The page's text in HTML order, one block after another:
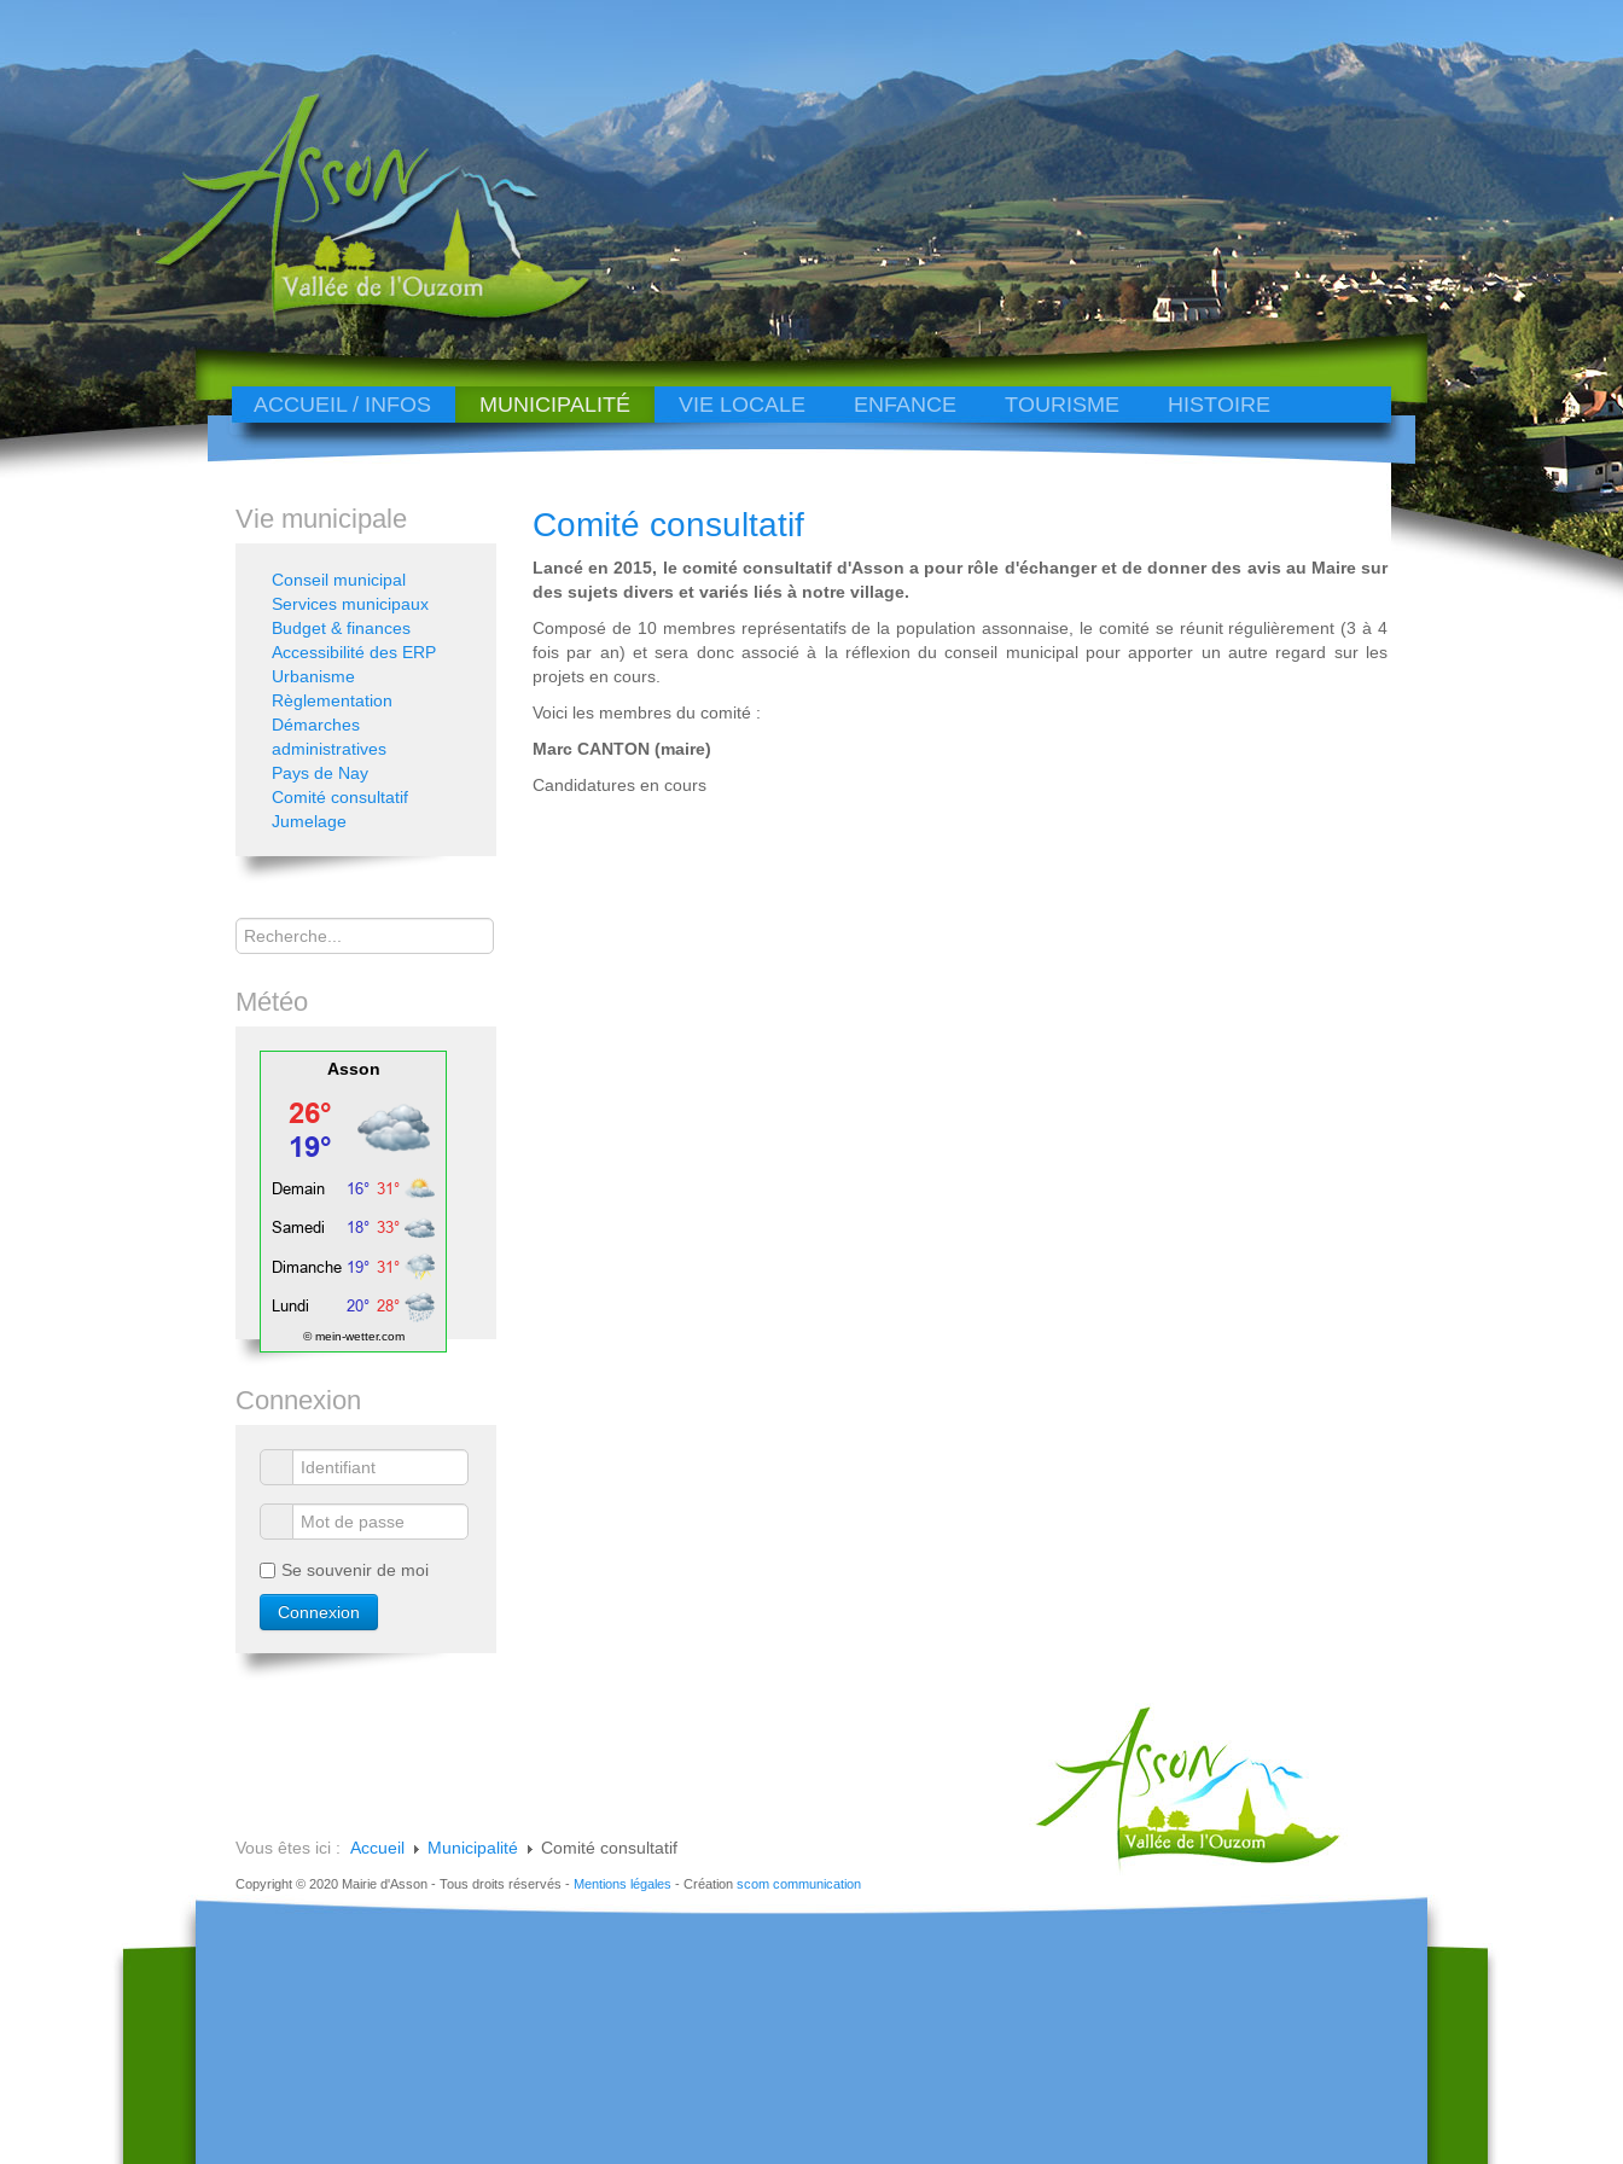
ACCUEIL / INFOS MUNICIPALITÉ VIE LOCALE ENFANCE TOURISME HISTOIRE
Comité consultatif
Lancé en 2015, le comité consultatif d'Asson a pour rôle d'échanger et de donner des avis au Maire sur
des sujets divers et variés liés à notre village.
Composé de 10 membres représentatifs de la population assonnaise, le comité se réunit régulièrement (3 à 4
fois par an) et sera donc associé à la réflexion du conseil municipal pour apporter un autre regard sur les
projets en cours.
Voici les membres du comité :
Marc CANTON (maire)
Candidatures en cours
Vie municipale
Conseil municipal
Services municipaux
Budget & finances
Accessibilité des ERP
Urbanisme
Règlementation
Démarches
administratives
Pays de Nay
Comité consultatif
Jumelage
Rechercher
Météo
Asson
© mein-wetter.com
Connexion
Se souvenir de moi
Vous êtes ici : Accueil Municipalité Comité consultatif
Copyright © 2020 Mairie d'Asson - Tous droits réservés - Mentions légales - Création scom communication